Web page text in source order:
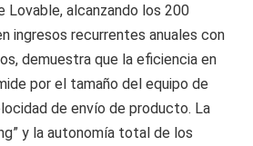
Lovable, alcanzando los 200
ingresos recurrentes anuales con
demuestra que la eficiencia en
por el tamaño del equipo de
de envío de producto. La
y la autonomía total de los